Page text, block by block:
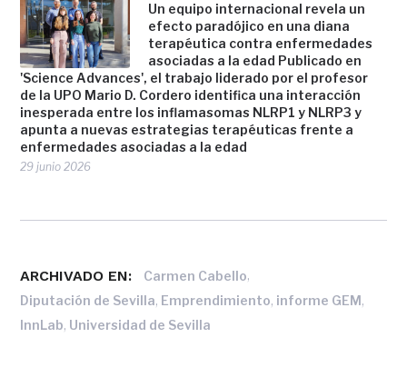
Un equipo internacional revela un
efecto paradójico en una diana
terapéutica contra enfermedades
asociadas a la edad Publicado en
'Science Advances', el trabajo liderado por el profesor
de la UPO Mario D. Cordero identifica una interacción
inesperada entre los inflamasomas NLRP1 y NLRP3 y
apunta a nuevas estrategias terapéuticas frente a
enfermedades asociadas a la edad
29 junio 2026
ARCHIVADO EN: Carmen Cabello,
Diputación de Sevilla, Emprendimiento, informe GEM,
InnLab, Universidad de Sevilla